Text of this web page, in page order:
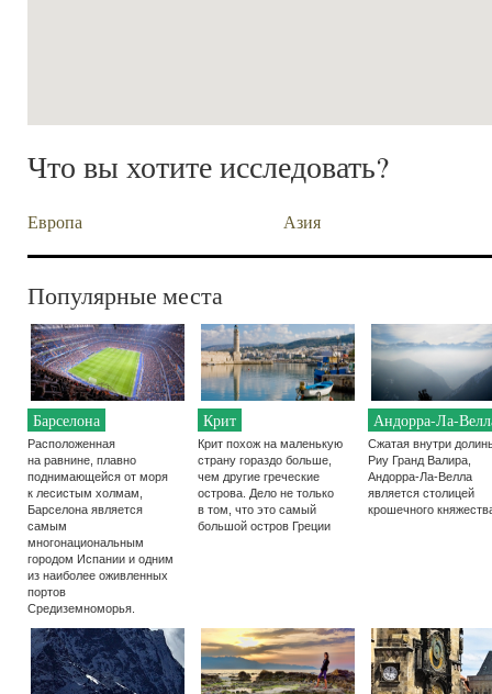
Что вы хотите исследовать?
Европа Азия
Популярные места
Барселона
Расположенная
на равнине, плавно
поднимающейся от моря
к лесистым холмам,
Барселона является
самым
многонациональным
городом Испании и одним
из наиболее оживленных
портов
Средиземноморья.
Крит
Крит похож на маленькую
страну гораздо больше,
чем другие греческие
острова. Дело не только
в том, что это самый
большой остров Греции
Андорра-Ла-
Сжатая внутри
Риу Гранд Валира,
Андорра-Ла-Велла
является столицей
крошечного